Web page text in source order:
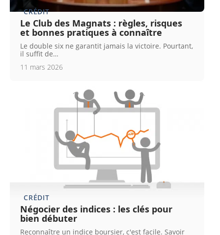
CRÉDIT
Le Club des Magnats : règles, risques
et bonnes pratiques à connaître
Le double six ne garantit jamais la victoire. Pourtant,
il suffit de…
11 mars 2026
CRÉDIT
Négocier des indices : les clés pour
bien débuter
Reconnaître un indice boursier, c'est facile. Savoir